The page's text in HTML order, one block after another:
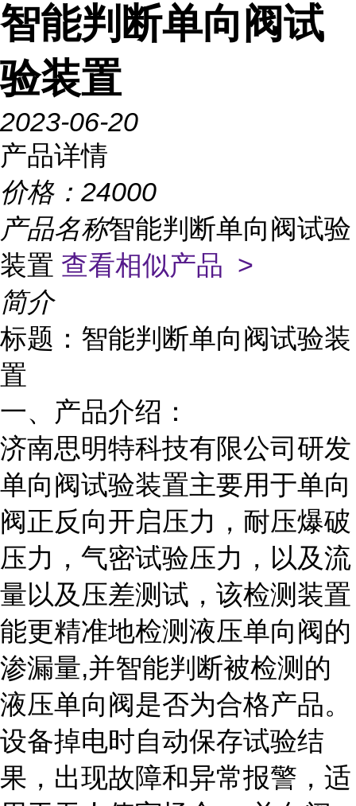
智能判断单向阀试
验装置
2023-06-20
产品详情
价格： 24000
产品名称智能判断单向阀试验
装置 查看相似产品 >
简介
标题：智能判断单向阀试验装
置
一、产品介绍：
济南思明特科技有限公司研发
单向阀试验装置主要用于单向
阀正反向开启压力，耐压爆破
压力，气密试验压力，以及流
量以及压差测试，该检测装置
能更精准地检测液压单向阀的
渗漏量,并智能判断被检测的
液压单向阀是否为合格产品。
设备掉电时自动保存试验结
果，出现故障和异常报警，适